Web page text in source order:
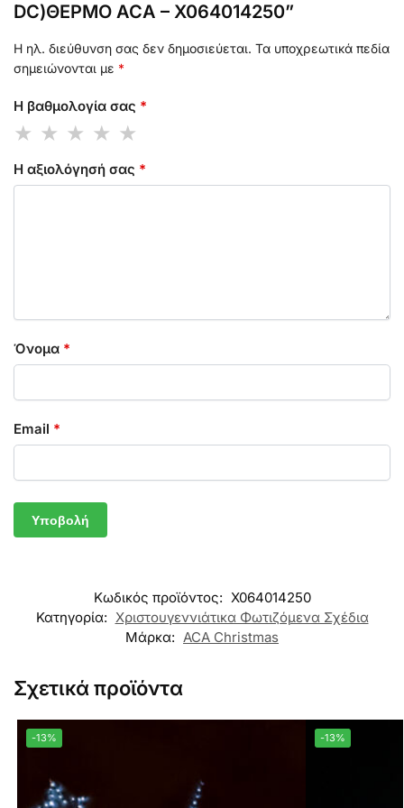
DC)ΘΕΡΜΟ ACA – X064014250”
Η ηλ. διεύθυνση σας δεν δημοσιεύεται. Τα υποχρεωτικά πεδία
σημειώνονται με *
Η βαθμολογία σας *
Η αξιολόγησή σας *
Όνομα *
Email *
Κωδικός προϊόντος: X064014250
Κατηγορία: Χριστουγεννιάτικα Φωτιζόμενα Σχέδια
Μάρκα: ACA Christmas
Σχετικά προϊόντα
-13% -13%